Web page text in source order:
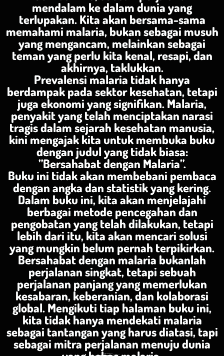
mendalam ke dalam dunia yang
terlupakan. Kita akan bersama-sama
memahami malaria, bukan sebagai musuh
yang mengancam, melainkan sebagai
teman yang perlu kita kenal, resapi, dan
akhirnya, taklukkan.
Prevalensi malaria tidak hanya
berdampak pada sektor kesehatan, tetapi
juga ekonomi yang signifikan. Malaria,
penyakit yang telah menciptakan narasi
tragis dalam sejarah kesehatan manusia,
kini mengajak kita untuk membuka buku
dengan judul yang tidak biasa:
”Bersahabat dengan Malaria”.
Buku ini tidak akan membebani pembaca
dengan angka dan statistik yang kering.
Dalam buku ini, kita akan menjelajahi
berbagai metode pencegahan dan
pengobatan yang telah dilakukan, tetapi
lebih dari itu, kita akan mencari solusi
yang mungkin belum pernah terpikirkan.
Bersahabat dengan malaria bukanlah
perjalanan singkat, tetapi sebuah
perjalanan panjang yang memerlukan
kesabaran, keberanian, dan kolaborasi
global. Mengikuti tiap halaman buku ini,
kita tidak hanya mendekati malaria
sebagai tantangan yang harus diatasi, tapi
sebagai mitra perjalanan menuju dunia